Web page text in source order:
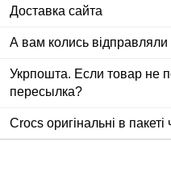
Доставка сайта
А вам колись відправляли
Укрпошта. Если товар не
пересылка?
Crocs оригінальні в пакеті